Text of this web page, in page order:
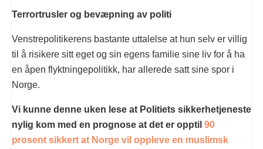
Terrortrusler og bevæpning av politi
Venstrepolitikerens bastante uttalelse at hun selv er villig
til å risikere sitt eget og sin egens familie sine liv for å ha
en åpen flyktningepolitikk, har allerede satt sine spor i
Norge.
Vi kunne denne uken lese at Politiets sikkerhetjeneste
nylig kom med en prognose at det er opptil 90
prosent sikkert at Norge vil oppleve en muslimsk